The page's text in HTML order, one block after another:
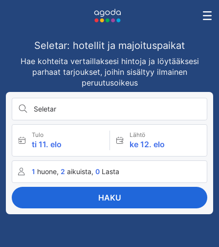
Seletar: hotellit ja majoituspaikat
Hae kohteita vertaillaksesi hintoja ja löytääksesi
parhaat tarjoukset, joihin sisältyy ilmainen
peruutusoikeus
Seletar
Tulo
ti 11. elo
Lähtö
ke 12. elo
1 huone, 2 aikuista, 0 Lasta
HAKU